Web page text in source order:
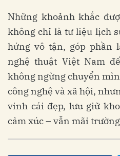
Những khoảnh khắc
không chỉ là tư liệu lịch
hứng vô tận, góp phần
nghệ thuật Việt Nam
không ngừng chuyển
công nghệ và xã hội,
vinh cái đẹp, lưu giữ
cảm xúc – vẫn mãi